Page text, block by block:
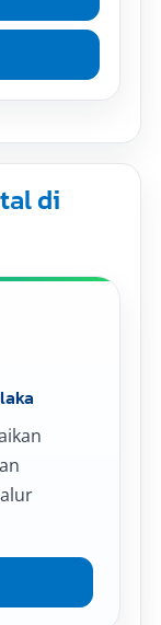
di